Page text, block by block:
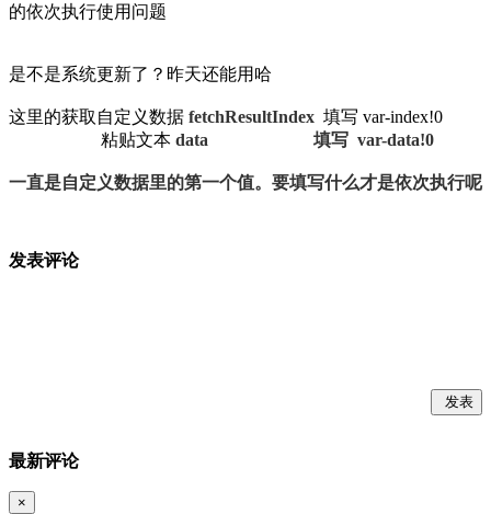
的依次执行使用问题
是不是系统更新了？昨天还能用哈
这里的获取自定义数据 fetchResultIndex 填写 var-index!0
粘贴文本 data 填写 var-data!0
一直是自定义数据里的第一个值。要填写什么才是依次执行呢
发表评论
发表
最新评论
×